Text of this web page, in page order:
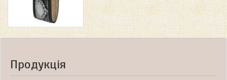
Продукція